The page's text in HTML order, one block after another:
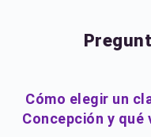
Cómo elegir un
Concepción y